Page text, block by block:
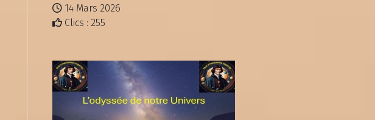
14 Mars 2026
Clics : 255